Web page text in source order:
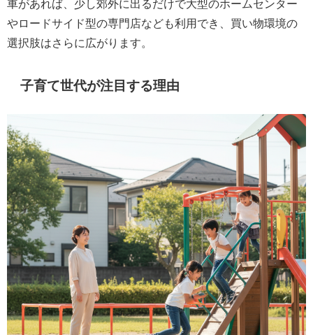
車があれば、少し郊外に出るだけで大型のホームセンター
やロードサイド型の専門店なども利用でき、買い物環境の
選択肢はさらに広がります。
子育て世代が注目する理由